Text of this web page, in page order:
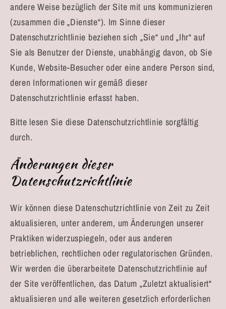
andere Weise bezüglich der Site mit uns kommunizieren
(zusammen die „Dienste“). Im Sinne dieser
Datenschutzrichtlinie beziehen sich „Sie“ und „Ihr“ auf
Sie als Benutzer der Dienste, unabhängig davon, ob Sie
Kunde, Website-Besucher oder eine andere Person sind,
deren Informationen wir gemäß dieser
Datenschutzrichtlinie erfasst haben.
Bitte lesen Sie diese Datenschutzrichtlinie sorgfältig
durch.
Änderungen dieser
Datenschutzrichtlinie
Wir können diese Datenschutzrichtlinie von Zeit zu Zeit
aktualisieren, unter anderem, um Änderungen unserer
Praktiken widerzuspiegeln, oder aus anderen
betrieblichen, rechtlichen oder regulatorischen Gründen.
Wir werden die überarbeitete Datenschutzrichtlinie auf
der Site veröffentlichen, das Datum „Zuletzt aktualisiert“
aktualisieren und alle weiteren gesetzlich erforderlichen